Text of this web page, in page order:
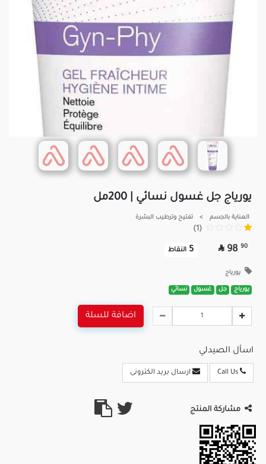
يورياج جل غسول نسائي | 200مل
العناية بالجسم > تفتيح وترطيب البشرة
(1)
90
98

5 النقاط
يورياج
يورياج جل غسول نسائي
اضافة للسلة
اسأل الصيدلي
ارسال بريد الكترونى
مشاركة المنتج